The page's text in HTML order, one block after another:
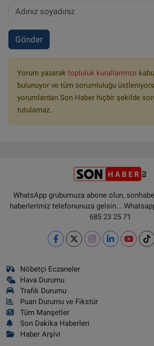
Gönder
Yorum yazarak topluluk kurallarımızı
bulunuyor ve tüm sorumluluğu
yorumlardan Son Haber hiçbir şekilde
tutulamaz.
WhatsApp grubumuza abone olun,
haberlerimiz telefonunuza gelsin...
685 23 25 71
Nöbetçi Eczaneler
Hava Durumu
Trafik Durumu
Puan Durumu ve Fikstür
Tüm Manşetler
Son Dakika Haberleri
Haber Arşivi